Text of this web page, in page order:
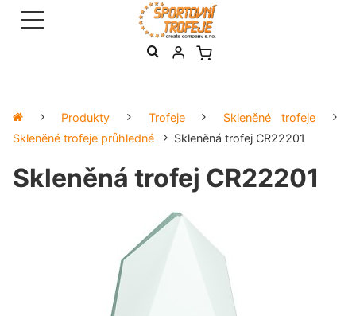
Produkty Trofeje
Skleněné trofeje
Skleněné trofeje průhledné
Skleněná trofej CR22201
Skleněná trofej CR22201